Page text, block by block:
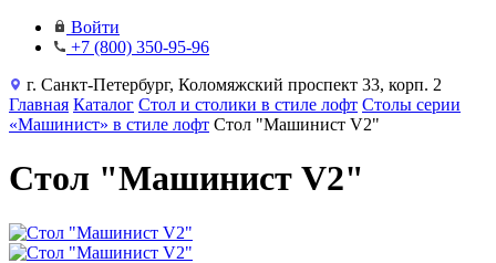
Войти
+7 (800) 350-95-96
г. Санкт-Петербург, Коломяжский проспект 33, корп. 2
Главная Каталог Стол и столики в стиле лофт Столы серии
«Машинист» в стиле лофт Стол "Машинист V2"
Стол "Машинист V2"